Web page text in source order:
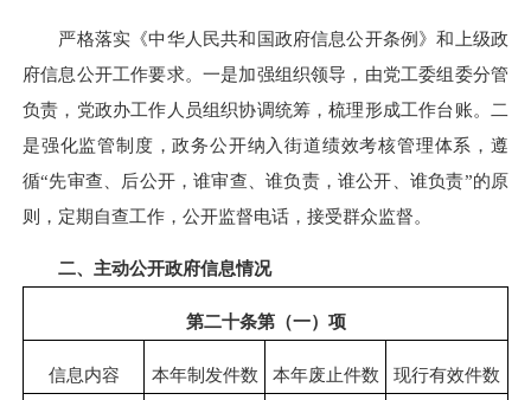
严格落实《中华人民共和国政府信息公开条例》和上级政
府信息公开工作要求。一是加强组织领导，由党工委组委分管
负责，党政办工作人员组织协调统筹，梳理形成工作台账。二
是强化监管制度，政务公开纳入街道绩效考核管理体系，遵
循“先审查、后公开，谁审查、谁负责，谁公开、谁负责”的原
则，定期自查工作，公开监督电话，接受群众监督。
二、主动公开政府信息情况
第二十条第（一）项
信息内容 本年制发件数 本年废止件数 现行有效件数